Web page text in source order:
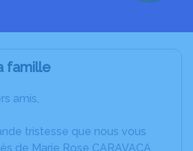
famille
amis,
tristesse que nous vous
de Marie Rose CARAVACA